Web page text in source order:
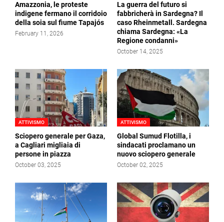
Amazzonia, le proteste
indigene fermano il corridoio
della soia sul fiume Tapajós
February 11, 2026
La guerra del futuro si
fabbricherà in Sardegna? Il
caso Rheinmetall. Sardegna
chiama Sardegna: «La
Regione condanni»
October 14, 2025
ATTIVISMO
Sciopero generale per Gaza,
a Cagliari migliaia di
persone in piazza
October 03, 2025
ATTIVISMO
Global Sumud Flotilla, i
sindacati proclamano un
nuovo sciopero generale
October 02, 2025